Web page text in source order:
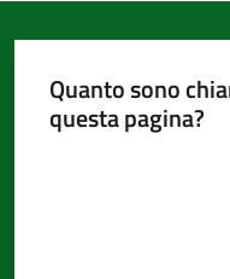
Quanto sono
questa pagina?